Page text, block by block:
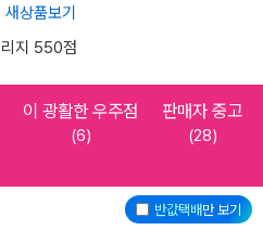
새상품보기
지 550점
이 광활한 우주점
(6)
판매자 중고
(28)
반값택배만 보기